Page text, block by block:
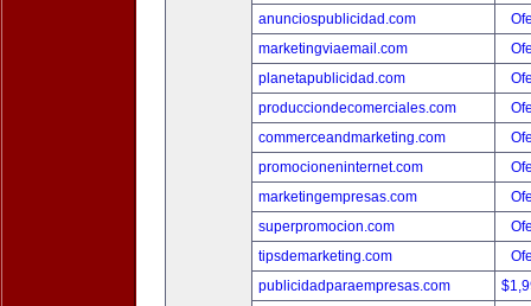
anunciospublicidad.com
marketingviaemail.com
planetapublicidad.com
producciondecomerciales.com
commerceandmarketing.com
promocioneninternet.com
marketingempresas.com
superpromocion.com
tipsdemarketing.com
publicidadparaempresas.com